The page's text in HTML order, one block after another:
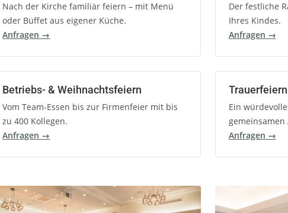
Nach der Kirche familiär feiern – mit Menü
oder Büffet aus eigener Küche.
Anfragen →
Der festliche
Ihres Kindes.
Anfragen →
Betriebs- & Weihnachtsfeiern
Vom Team-Essen bis zur Firmenfeier mit bis
zu 400 Kollegen.
Anfragen →
Trauerfeiern
Ein
gemeinsamen
Anfragen →